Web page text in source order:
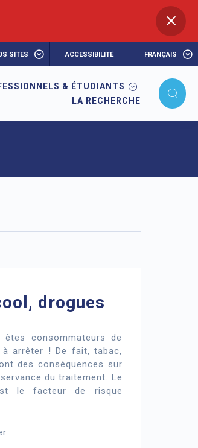
SITES ACCESSIBILITÉ FRANÇAIS
& ÉTUDIANTS
LA RECHERCHE
drogues
consommateurs de
arrêter ! De fait, tabac,
des conséquences sur
du traitement. Le
le facteur de risque